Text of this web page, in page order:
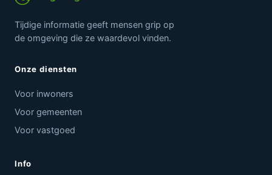
Tijdige informatie geeft mensen grip op
de omgeving die ze waardevol vinden.
Onze diensten
Voor inwoners
Voor gemeenten
Voor vastgoed
Info